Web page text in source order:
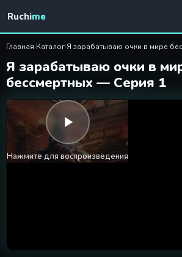
Я зарабатываю
Ruchime
Главная›Каталог›Я зарабатываю очки в мире
Я зарабатываю очки в
бессмертных — Серия 1
Нажмите для воспроизведения